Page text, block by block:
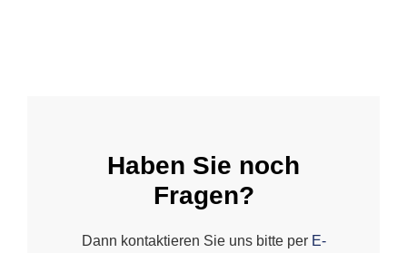
Haben Sie noch
Fragen?
Dann kontaktieren Sie uns bitte per E-